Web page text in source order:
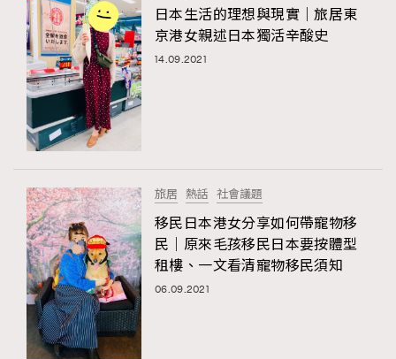
日本生活的理想與現實｜旅居東
京港女親述日本獨活辛酸史
14.09.2021
旅居 熱話 社會議題
移民日本港女分享如何帶寵物移
民｜原來毛孩移民日本要按體型
租樓、一文看清寵物移民須知
06.09.2021